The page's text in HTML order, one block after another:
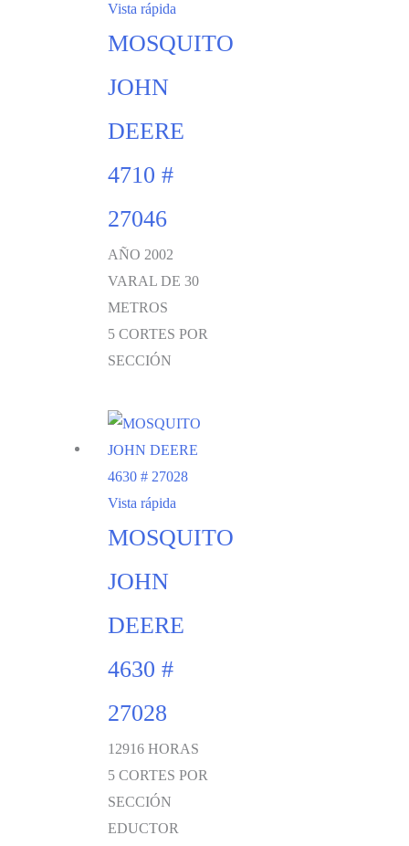
Vista rápida
MOSQUITO
JOHN
DEERE
4710 #
27046
AÑO 2002
VARAL DE 30
METROS
5 CORTES POR
SECCIÓN
Vista rápida
MOSQUITO
JOHN
DEERE
4630 #
27028
12916 HORAS
5 CORTES POR
SECCIÓN
EDUCTOR